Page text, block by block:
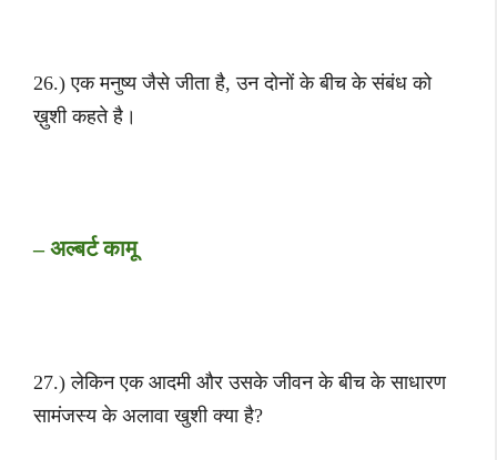
26.) एक मनुष्य जैसे जीता है, उन दोनों के बीच के संबंध को
ख़ुशी कहते है।
– अल्बर्ट कामू
27.) लेकिन एक आदमी और उसके जीवन के बीच के साधारण
सामंजस्य के अलावा खुशी क्या है?